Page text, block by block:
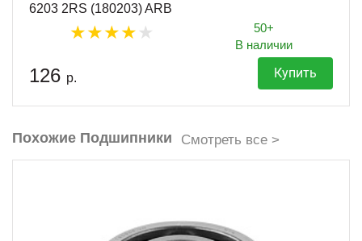
6203 2RS (180203) ARB
50+
В наличии
126 р. Купить
Похожие Подшипники Смотреть все >